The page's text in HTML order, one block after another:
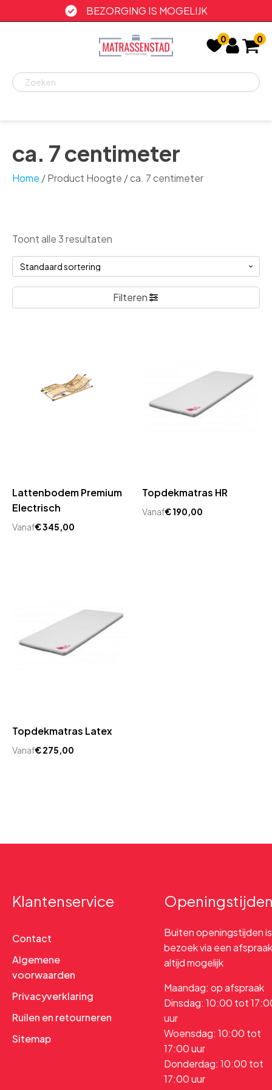
BEZORGING IS MOGELIJK
0 0
ca. 7 centimeter
Home / Product Hoogte / ca. 7 centimeter
Toont alle 3 resultaten
Filteren
Lattenbodem Premium
Electrisch
Vanaf€345,00
Topdekmatras HR
Vanaf€190,00
Topdekmatras Latex
Vanaf€275,00
Klantenservice
Contact
Algemene
voorwaarden
Privacyverklaring
Ruilen en retourneren
Sitemap
Buiten openingstijden is
bezoek via een afspraak
altijd mogelijk
Maandag: op afspraak
Dinsdag: 10:00 tot
uur
Woensdag: 10:00 tot
17:00 uur
Donderdag: 10:00 tot
17:00 uur